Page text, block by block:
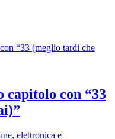
capitolo con “33